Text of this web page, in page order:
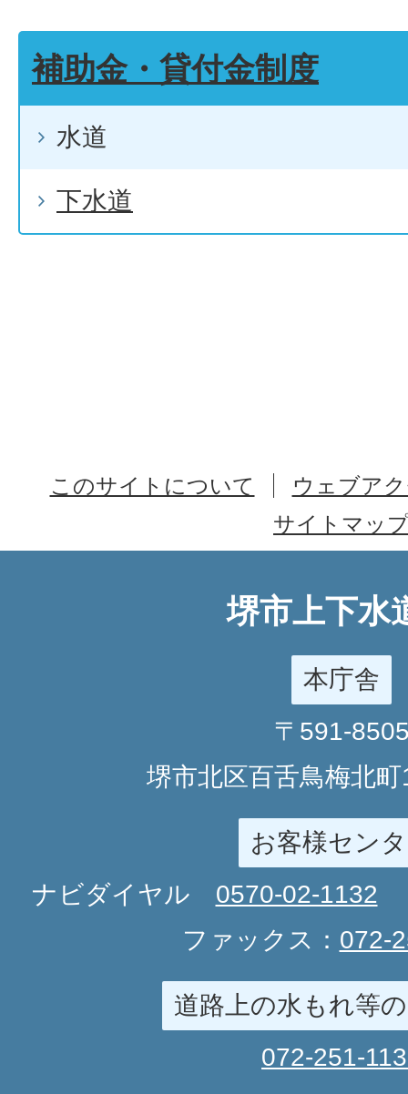
補助金・貸付金制度
水道
下水道
このサイトについて
ウェブア
サイトマッ
堺市上下水
本庁舎
〒591-
堺市北区百舌鳥梅北
お客様セン
ナビダイヤル 0570-02-1132
ファックス： 072-
道路上の水もれ等
072-251-